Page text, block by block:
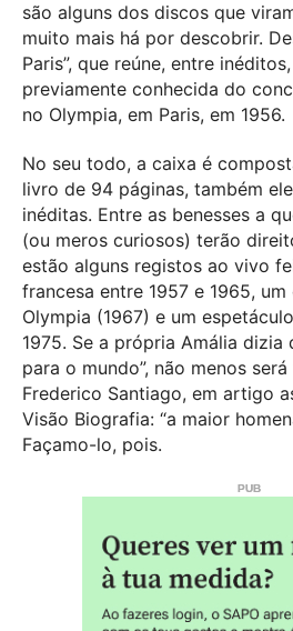
são alguns dos discos que
muito mais há por descobrir.
Paris”, que reúne, entre
previamente conhecida do
no Olympia, em Paris, em 1956.
No seu todo, a caixa é
livro de 94 páginas, também
inéditas. Entre as benesses a
(ou meros curiosos) terão
estão alguns registos ao vivo
francesa entre 1957 e 1965,
Olympia (1967) e um
1975. Se a própria Amália dizia
para o mundo”, não menos
Frederico Santiago, em artigo
Visão Biografia: “a maior
Façamo-lo, pois.